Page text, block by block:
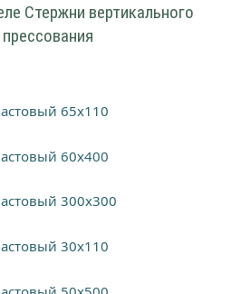
Cтержни вертикального
прессования
65х110
60х400
300х300
30х110